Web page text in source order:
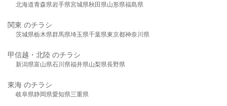
北海道青森県岩手県宮城県秋田県山形県福島県
関東 のチラシ
茨城県栃木県群馬県埼玉県千葉県東京都神奈川県
甲信越・北陸 のチラシ
新潟県富山県石川県福井県山梨県長野県
東海 のチラシ
岐阜県静岡県愛知県三重県